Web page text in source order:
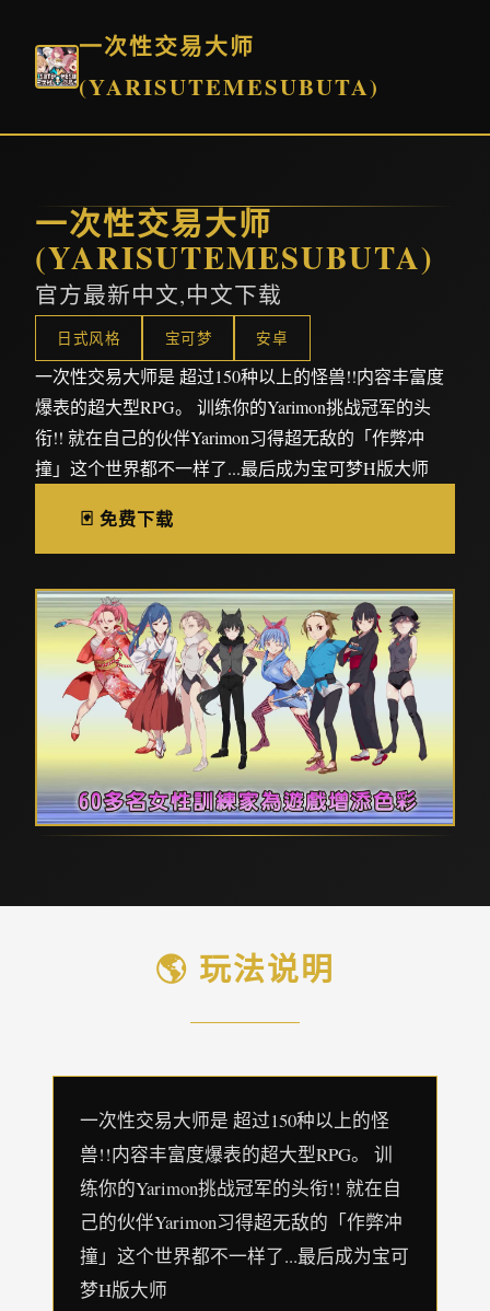
一次性交易大师
(YARISUTEMESUBUTA)
一次性交易大师
(YARISUTEMESUBUTA)
官方最新中文,中文下载
日式风格 宝可梦 安卓
一次性交易大师是 超过150种以上的怪兽!!内容丰富度
爆表的超大型RPG。 训练你的Yarimon挑战冠军的头
衔!! 就在自己的伙伴Yarimon习得超无敌的「作弊冲
撞」这个世界都不一样了...最后成为宝可梦H版大师
🃏 免费下载
🌎 玩法说明
一次性交易大师是 超过150种以上的怪
兽!!内容丰富度爆表的超大型RPG。 训
练你的Yarimon挑战冠军的头衔!! 就在自
己的伙伴Yarimon习得超无敌的「作弊冲
撞」这个世界都不一样了...最后成为宝可
梦H版大师